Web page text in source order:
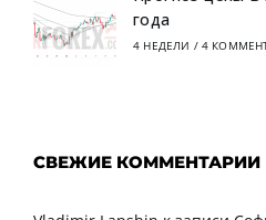
года
4 НЕДЕЛИ / 4
СВЕЖИЕ КОММЕНТАРИИ